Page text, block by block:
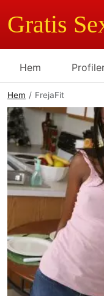
Gratis
Hem
Hem FrejaFit